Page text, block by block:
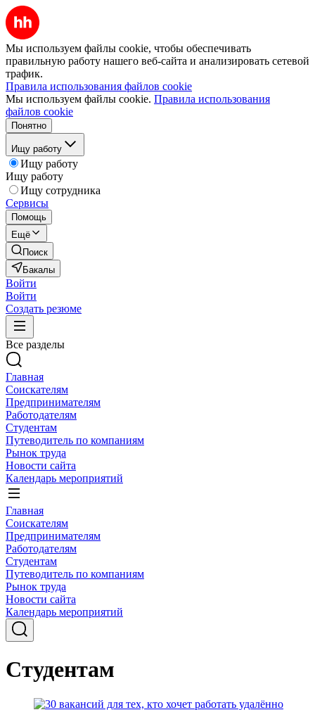
Мы используем файлы cookie, чтобы обеспечивать
правильную работу нашего веб-сайта и анализировать сетевой
трафик.
Правила использования файлов cookie
Мы используем файлы cookie. Правила использования
файлов cookie
Понятно
Ищу работу
Ищу работу
Ищу работу
Ищу сотрудника
Сервисы
Помощь
Ещё
Поиск
Бакалы
Войти
Войти
Создать резюме
Все разделы
Главная
Соискателям
Предпринимателям
Работодателям
Студентам
Путеводитель по компаниям
Рынок труда
Новости сайта
Календарь мероприятий
Главная
Соискателям
Предпринимателям
Работодателям
Студентам
Путеводитель по компаниям
Рынок труда
Новости сайта
Календарь мероприятий
Студентам